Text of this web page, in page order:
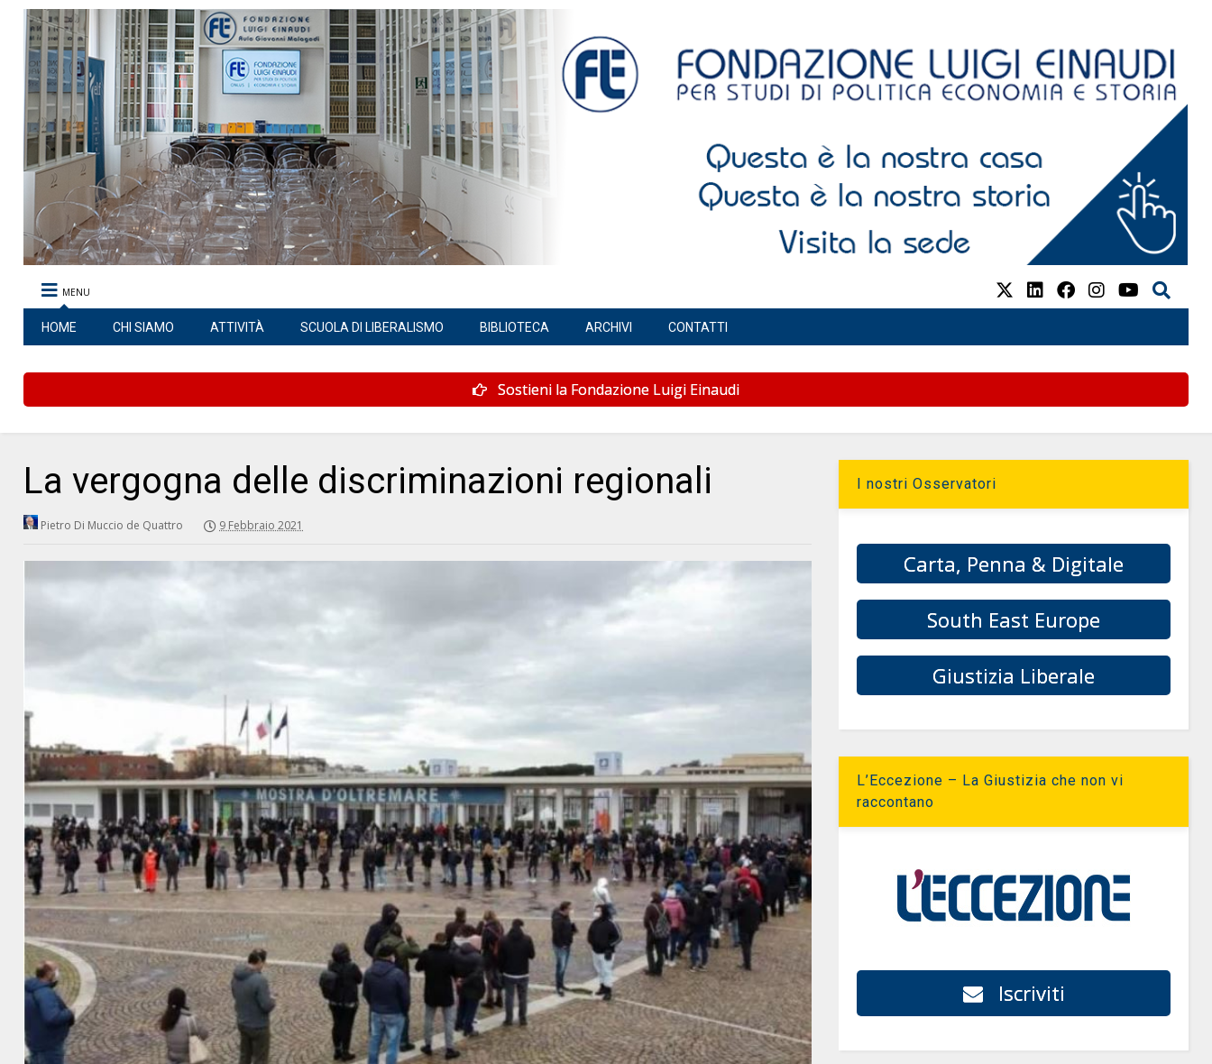
MENU
HOME CHI SIAMO ATTIVITÀ SCUOLA DI LIBERALISMO BIBLIOTECA ARCHIVI CONTATTI
Sostieni la Fondazione Luigi Einaudi
La vergogna delle discriminazioni regionali
Pietro Di Muccio de Quattro 9 Febbraio 2021
I nostri Osservatori
Carta, Penna & Digitale
South East Europe
Giustizia Liberale
L’Eccezione – La Giustizia che non vi
raccontano
Iscriviti